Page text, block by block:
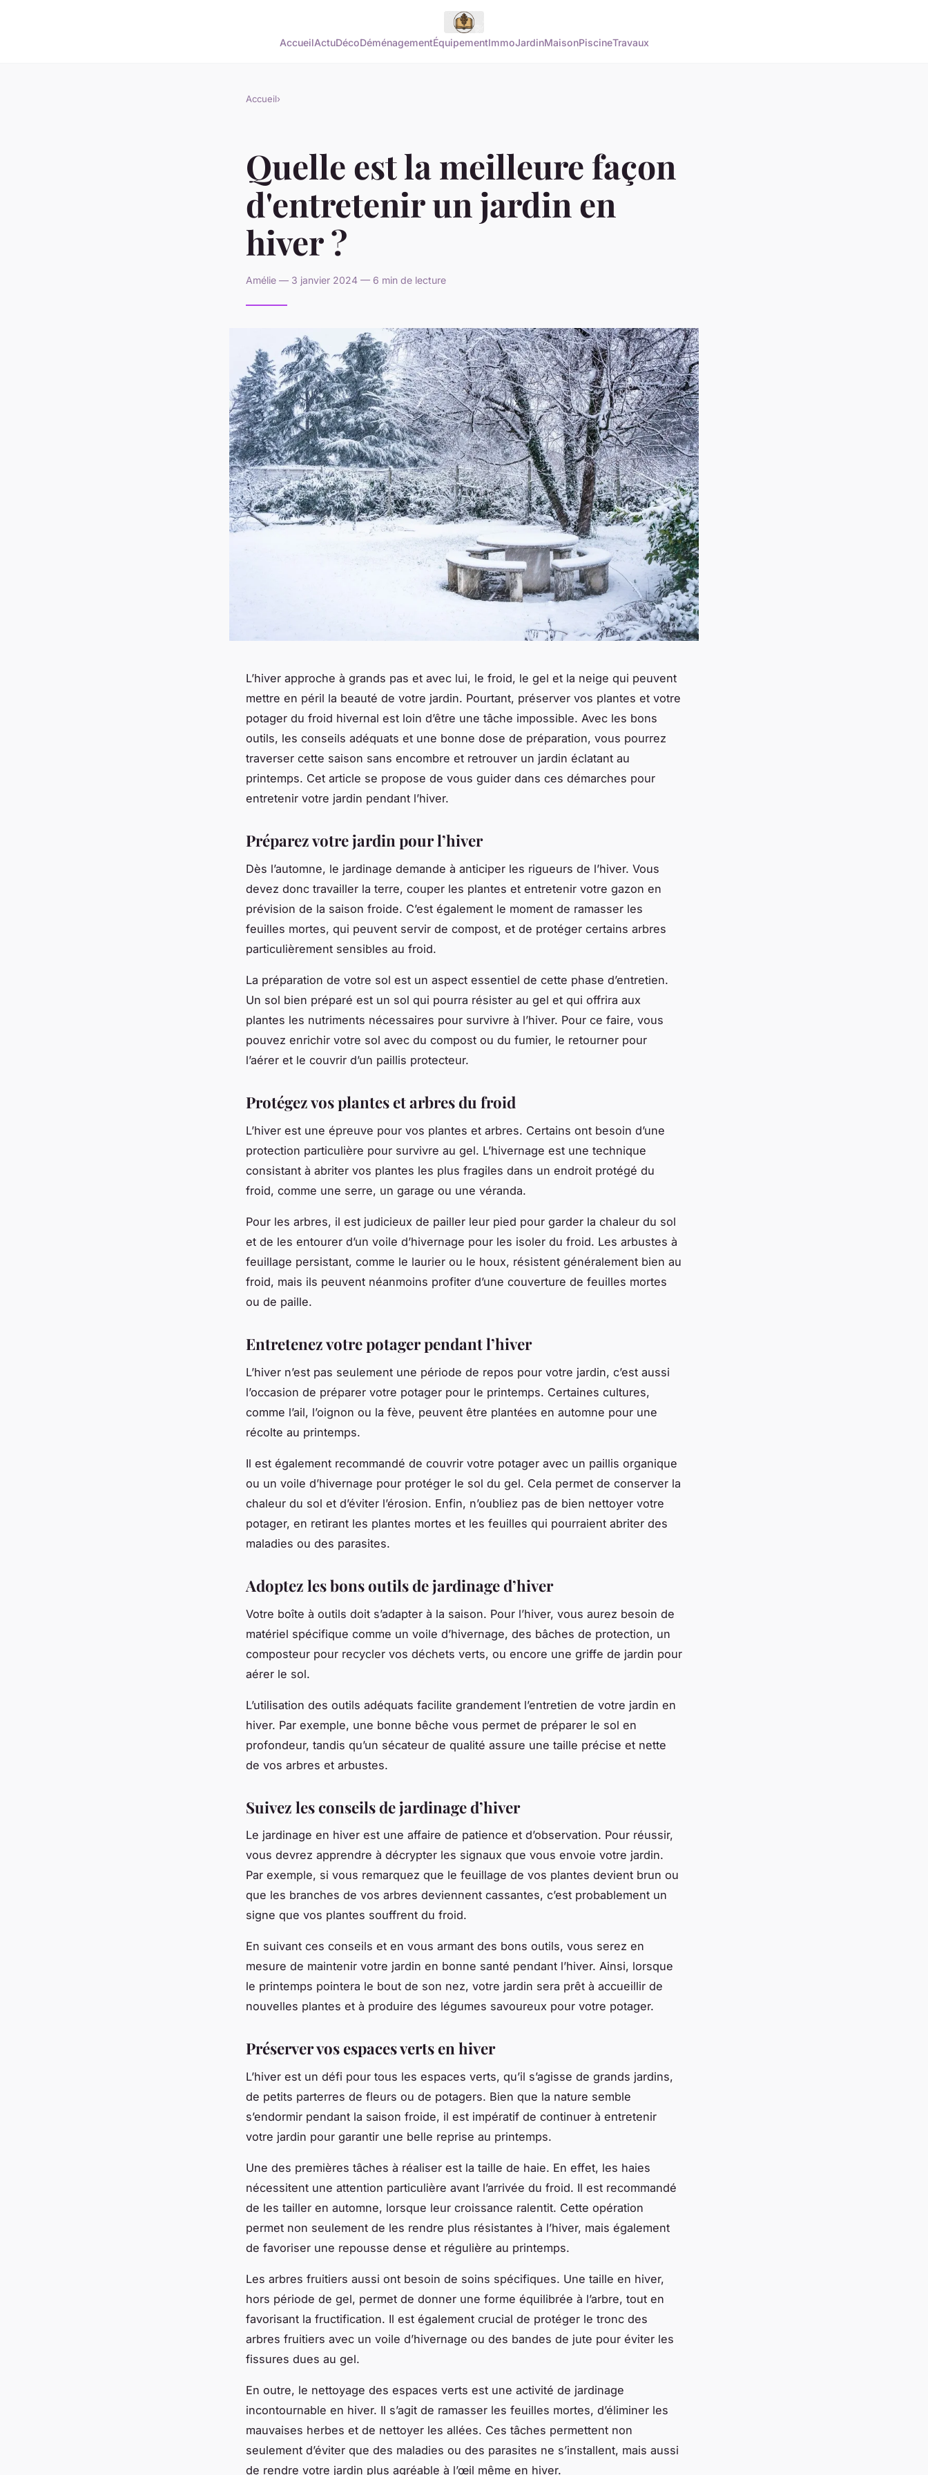
AccueilActuDécoDéménagementÉquipementImmoJardinMaisonPiscineTravaux
Accueil›
Quelle est la meilleure façon
d'entretenir un jardin en
hiver ?
Amélie — 3 janvier 2024 — 6 min de lecture
L’hiver approche à grands pas et avec lui, le froid, le gel et la neige qui peuvent
mettre en péril la beauté de votre jardin. Pourtant, préserver vos plantes et votre
potager du froid hivernal est loin d’être une tâche impossible. Avec les bons
outils, les conseils adéquats et une bonne dose de préparation, vous pourrez
traverser cette saison sans encombre et retrouver un jardin éclatant au
printemps. Cet article se propose de vous guider dans ces démarches pour
entretenir votre jardin pendant l’hiver.
Préparez votre jardin pour l’hiver
Dès l’automne, le jardinage demande à anticiper les rigueurs de l’hiver. Vous
devez donc travailler la terre, couper les plantes et entretenir votre gazon en
prévision de la saison froide. C’est également le moment de ramasser les
feuilles mortes, qui peuvent servir de compost, et de protéger certains arbres
particulièrement sensibles au froid.
La préparation de votre sol est un aspect essentiel de cette phase d’entretien.
Un sol bien préparé est un sol qui pourra résister au gel et qui offrira aux
plantes les nutriments nécessaires pour survivre à l’hiver. Pour ce faire, vous
pouvez enrichir votre sol avec du compost ou du fumier, le retourner pour
l’aérer et le couvrir d’un paillis protecteur.
Protégez vos plantes et arbres du froid
L’hiver est une épreuve pour vos plantes et arbres. Certains ont besoin d’une
protection particulière pour survivre au gel. L’hivernage est une technique
consistant à abriter vos plantes les plus fragiles dans un endroit protégé du
froid, comme une serre, un garage ou une véranda.
Pour les arbres, il est judicieux de pailler leur pied pour garder la chaleur du sol
et de les entourer d’un voile d’hivernage pour les isoler du froid. Les arbustes à
feuillage persistant, comme le laurier ou le houx, résistent généralement bien au
froid, mais ils peuvent néanmoins profiter d’une couverture de feuilles mortes
ou de paille.
Entretenez votre potager pendant l’hiver
L’hiver n’est pas seulement une période de repos pour votre jardin, c’est aussi
l’occasion de préparer votre potager pour le printemps. Certaines cultures,
comme l’ail, l’oignon ou la fève, peuvent être plantées en automne pour une
récolte au printemps.
Il est également recommandé de couvrir votre potager avec un paillis organique
ou un voile d’hivernage pour protéger le sol du gel. Cela permet de conserver la
chaleur du sol et d’éviter l’érosion. Enfin, n’oubliez pas de bien nettoyer votre
potager, en retirant les plantes mortes et les feuilles qui pourraient abriter des
maladies ou des parasites.
Adoptez les bons outils de jardinage d’hiver
Votre boîte à outils doit s’adapter à la saison. Pour l’hiver, vous aurez besoin de
matériel spécifique comme un voile d’hivernage, des bâches de protection, un
composteur pour recycler vos déchets verts, ou encore une griffe de jardin pour
aérer le sol.
L’utilisation des outils adéquats facilite grandement l’entretien de votre jardin en
hiver. Par exemple, une bonne bêche vous permet de préparer le sol en
profondeur, tandis qu’un sécateur de qualité assure une taille précise et nette
de vos arbres et arbustes.
Suivez les conseils de jardinage d’hiver
Le jardinage en hiver est une affaire de patience et d’observation. Pour réussir,
vous devrez apprendre à décrypter les signaux que vous envoie votre jardin.
Par exemple, si vous remarquez que le feuillage de vos plantes devient brun ou
que les branches de vos arbres deviennent cassantes, c’est probablement un
signe que vos plantes souffrent du froid.
En suivant ces conseils et en vous armant des bons outils, vous serez en
mesure de maintenir votre jardin en bonne santé pendant l’hiver. Ainsi, lorsque
le printemps pointera le bout de son nez, votre jardin sera prêt à accueillir de
nouvelles plantes et à produire des légumes savoureux pour votre potager.
Préserver vos espaces verts en hiver
L’hiver est un défi pour tous les espaces verts, qu’il s’agisse de grands jardins,
de petits parterres de fleurs ou de potagers. Bien que la nature semble
s’endormir pendant la saison froide, il est impératif de continuer à entretenir
votre jardin pour garantir une belle reprise au printemps.
Une des premières tâches à réaliser est la taille de haie. En effet, les haies
nécessitent une attention particulière avant l’arrivée du froid. Il est recommandé
de les tailler en automne, lorsque leur croissance ralentit. Cette opération
permet non seulement de les rendre plus résistantes à l’hiver, mais également
de favoriser une repousse dense et régulière au printemps.
Les arbres fruitiers aussi ont besoin de soins spécifiques. Une taille en hiver,
hors période de gel, permet de donner une forme équilibrée à l’arbre, tout en
favorisant la fructification. Il est également crucial de protéger le tronc des
arbres fruitiers avec un voile d’hivernage ou des bandes de jute pour éviter les
fissures dues au gel.
En outre, le nettoyage des espaces verts est une activité de jardinage
incontournable en hiver. Il s’agit de ramasser les feuilles mortes, d’éliminer les
mauvaises herbes et de nettoyer les allées. Ces tâches permettent non
seulement d’éviter que des maladies ou des parasites ne s’installent, mais aussi
de rendre votre jardin plus agréable à l’œil même en hiver.